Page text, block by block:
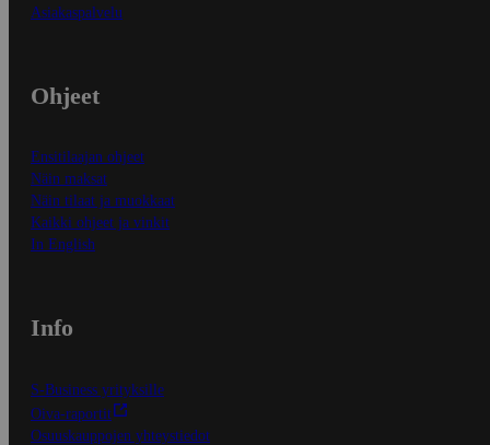
Asiakaspalvelu
Ohjeet
Ensitilaajan ohjeet
Näin maksat
Näin tilaat ja muokkaat
Kaikki ohjeet ja vinkit
In English
Info
S-Business yrityksille
Oiva-raportit
Osuuskauppojen yhteystiedot